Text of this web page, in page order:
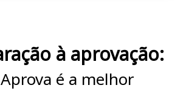
à aprovação:
é a melhor